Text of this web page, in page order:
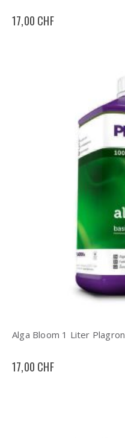
17,00 CHF
Alga Bloom 1 Liter Plagron
17,00 CHF